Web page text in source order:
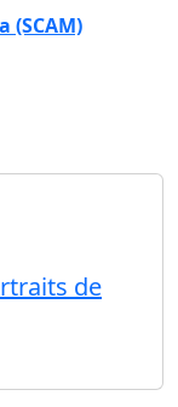
(SCAM)
de